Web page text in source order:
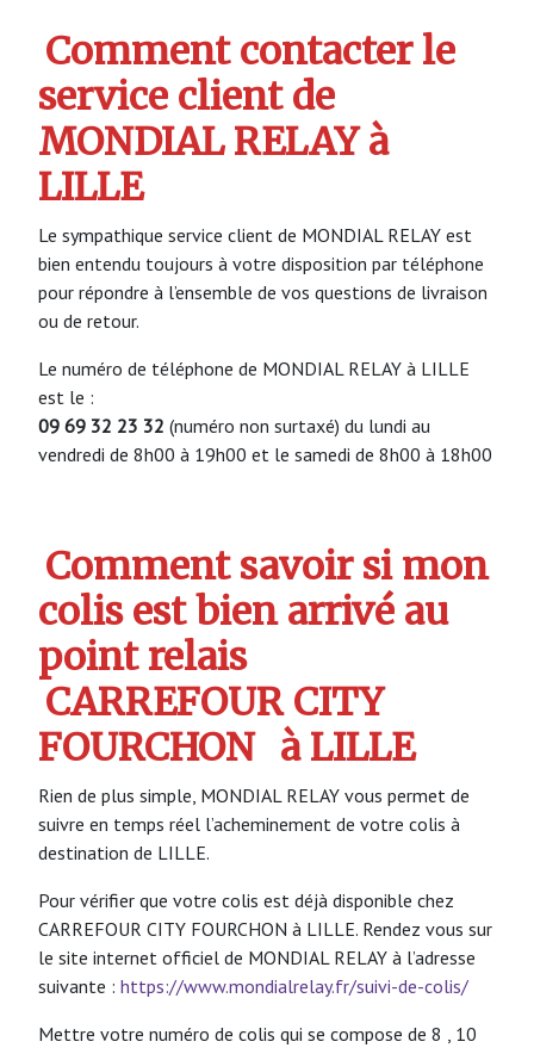
Comment contacter le
service client de
MONDIAL RELAY à
LILLE
Le sympathique service client de MONDIAL RELAY est
bien entendu toujours à votre disposition par téléphone
pour répondre à l’ensemble de vos questions de livraison
ou de retour.
Le numéro de téléphone de MONDIAL RELAY à LILLE
est le :
09 69 32 23 32 (numéro non surtaxé) du lundi au
vendredi de 8h00 à 19h00 et le samedi de 8h00 à 18h00
Comment savoir si mon
colis est bien arrivé au
point relais
CARREFOUR CITY
FOURCHON à LILLE
Rien de plus simple, MONDIAL RELAY vous permet de
suivre en temps réel l’acheminement de votre colis à
destination de LILLE.
Pour vérifier que votre colis est déjà disponible chez
CARREFOUR CITY FOURCHON à LILLE. Rendez vous sur
le site internet officiel de MONDIAL RELAY à l’adresse
suivante : https://www.mondialrelay.fr/suivi-de-colis/
Mettre votre numéro de colis qui se compose de 8 , 10